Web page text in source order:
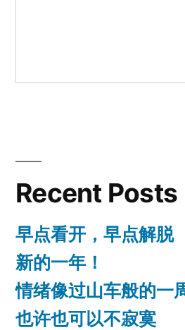
Recent Posts
早点看开，早点解脱
新的一年！
情绪像过山车般的一
也许也可以不寂寞